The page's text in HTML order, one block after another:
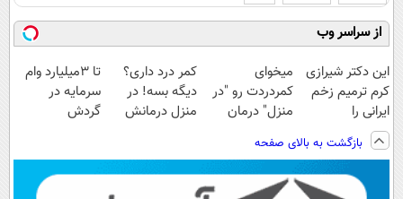
از سراسر وب
این دکتر شیرازی
کرم ترمیم زخم
ایرانی را
ساخت!!!
میخوای
کمردردت رو "در
منزل" درمان
◂پرسش‌نامه)
کمر درد داری؟
دیگه بسه! در
منزل درمانش
تا 3میلیارد وام
سرمایه در
گردش
ثبت کن
بازگشت به بالای صفحه